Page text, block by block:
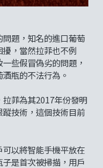
題，知名的進口葡萄
，當然拉菲也不例
些假冒偽劣的問題，
瓶的不法行為。
菲為其2017年份發明
技術，這個技術目前
以將智能手機平放在
是首次被掃描，用戶